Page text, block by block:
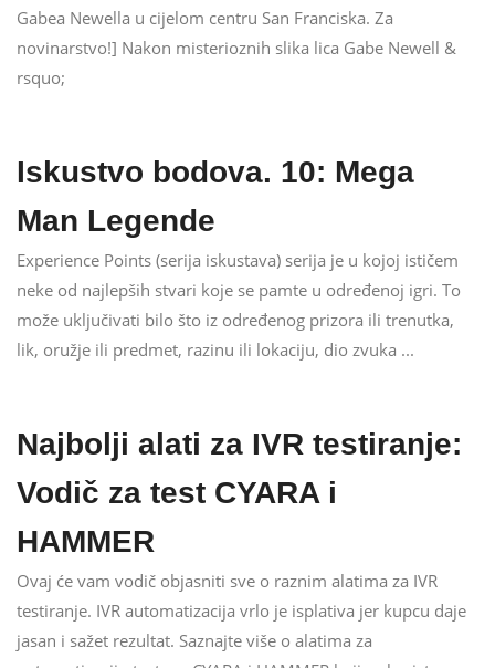
Gabea Newella u cijelom centru San Franciska. Za
novinarstvo!] Nakon misterioznih slika lica Gabe Newell &
rsquo;
Iskustvo bodova. 10: Mega
Man Legende
Experience Points (serija iskustava) serija je u kojoj ističem
neke od najlepših stvari koje se pamte u određenoj igri. To
može uključivati ​​bilo što iz određenog prizora ili trenutka,
lik, oružje ili predmet, razinu ili lokaciju, dio zvuka ...
Najbolji alati za IVR testiranje:
Vodič za test CYARA i
HAMMER
Ovaj će vam vodič objasniti sve o raznim alatima za IVR
testiranje. IVR automatizacija vrlo je isplativa jer kupcu daje
jasan i sažet rezultat. Saznajte više o alatima za